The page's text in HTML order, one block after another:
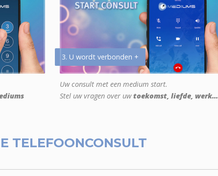
3. U wordt verbonden +
Uw consult met een medium start.
Stel uw vragen over uwtoekomst, liefde, werk...
TELEFOONCONSULT